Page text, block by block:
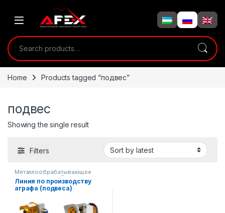
Search for:
Home Products tagged “подвес”
подвес
Showing the single result
Filters
Металлообрабатывающее
оборудование Строительное
оборудование
Линия по производству
аграфа (подвеса)